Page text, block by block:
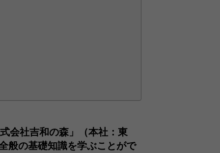
会社吉和の森」（本社：東
般の基礎知識を学ぶことがで